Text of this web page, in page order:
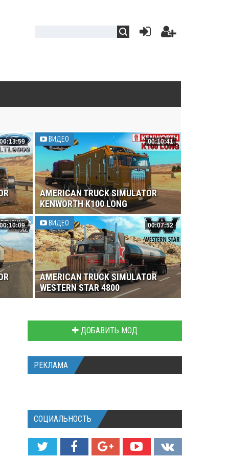
00:13:59 ВИДЕО 00:10:41
AMERICAN TRUCK SIMULATOR
KENWORTH K100 LONG
00:10:09 ВИДЕО 00:07:52
AMERICAN TRUCK SIMULATOR
WESTERN STAR 4800
ДОБАВИТЬ МОД
РЕКЛАМА
СОЦИАЛЬНОСТЬ